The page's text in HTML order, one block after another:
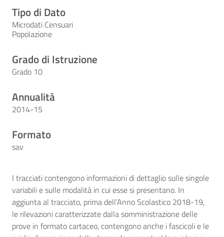
Tipo di Dato
Microdati Censuari
Popolazione
Grado di Istruzione
Grado 10
Annualità
2014-15
Formato
sav
I tracciati contengono informazioni di dettaglio sulle singole
variabili e sulle modalità in cui esse si presentano. In
aggiunta al tracciato, prima dell’Anno Scolastico 2018-19,
le rilevazioni caratterizzate dalla somministrazione delle
prove in formato cartaceo, contengono anche i fascicoli e le